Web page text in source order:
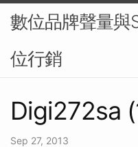
數位品牌聲量與
位行銷
Digi272sa
Sep 27, 2013